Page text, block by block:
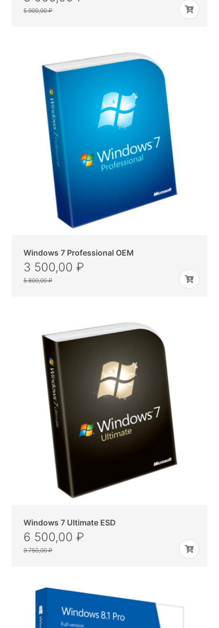
5 900,00 ₽
Windows 7 Professional OEM
3 500,00 ₽
5 800,00 ₽
Windows 7 Ultimate ESD
6 500,00 ₽
9 750,00 ₽